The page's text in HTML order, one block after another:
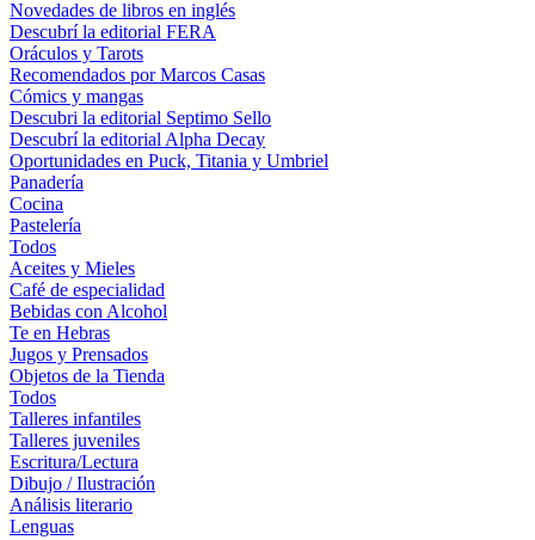
Novedades de libros en inglés
Descubrí la editorial FERA
Oráculos y Tarots
Recomendados por Marcos Casas
Cómics y mangas
Descubri la editorial Septimo Sello
Descubrí la editorial Alpha Decay
Oportunidades en Puck, Titania y Umbriel
Panadería
Cocina
Pastelería
Todos
Aceites y Mieles
Café de especialidad
Bebidas con Alcohol
Te en Hebras
Jugos y Prensados
Objetos de la Tienda
Todos
Talleres infantiles
Talleres juveniles
Escritura/Lectura
Dibujo / Ilustración
Análisis literario
Lenguas